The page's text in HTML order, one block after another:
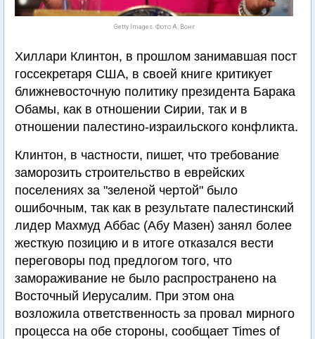
Getty Images. Фото А. Вонг
Хиллари Клинтон, в прошлом занимавшая пост
госсекретаря США, в своей книге критикует
ближневосточную политику президента Барака
Обамы, как в отношении Сирии, так и в
отношении палестино-израильского конфликта.
Клинтон, в частности, пишет, что требование
заморозить строительство в еврейских
поселениях за "зеленой чертой" было
ошибочным, так как в результате палестинский
лидер Махмуд Аббас (Абу Мазен) занял более
жесткую позицию и в итоге отказался вести
переговоры под предлогом того, что
замораживание не было распространено на
Восточный Иерусалим. При этом она
возложила ответственность за провал мирного
процесса на обе стороны, сообщает Times of